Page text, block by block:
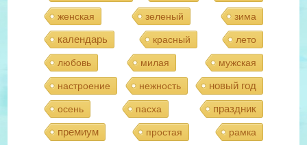
женская зеленый зима
календарь красный лето
любовь милая мужская
настроение нежность новый год
осень пасха
праздник
премиум
простая рамка